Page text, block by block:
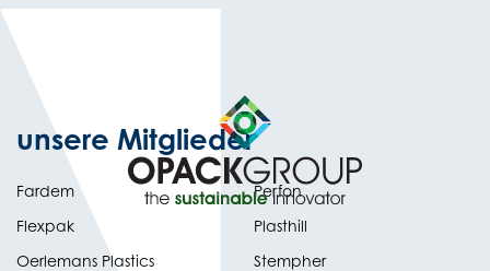
unsere Mitglieder
Fardem
Flexpak
Oerlemans Plastics
Perfon
Plasthill
Stempher